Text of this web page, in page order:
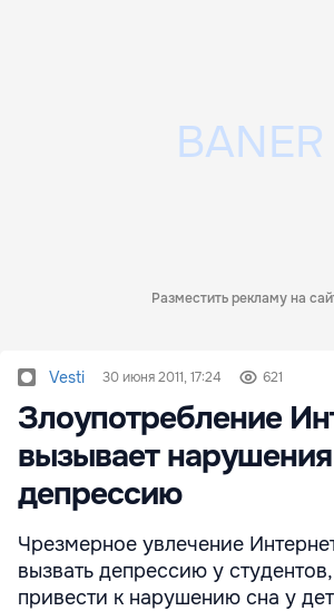
Разместить рекламу на
Vesti 30 июня 2011, 17:24 621
Злоупотребление
вызывает
депрессию
Чрезмерное увлечение
вызвать депрессию у
привести к нарушению сна у